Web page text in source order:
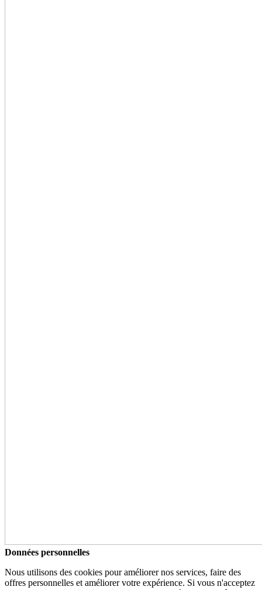
Données personnelles
Nous utilisons des cookies pour améliorer nos services, faire des
offres personnelles et améliorer votre expérience. Si vous n'acceptez